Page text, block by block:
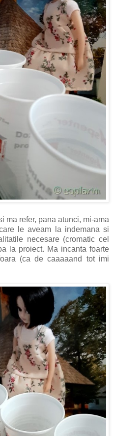
ma refer, pana atunci, mi-ama
le aveam la indemana si
necesare (cromatic cel
la proiect. Ma incanta foarte
(ca de caaaaand tot imi